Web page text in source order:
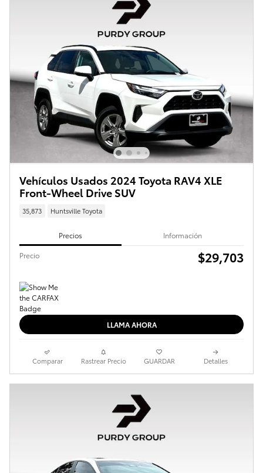
Vehículos Usados 2024 Toyota RAV4 XLE
Front-Wheel Drive SUV
35,873 Huntsville Toyota
Precios Información
Precio $29,703
LLAMA AHORA
Comparar Rastrear Precio GUARDAR Detalles